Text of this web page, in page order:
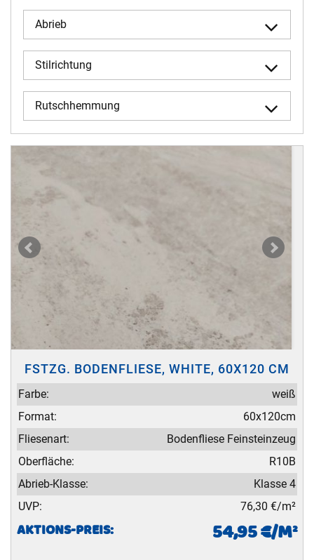
Abrieb
Stilrichtung
Rutschhemmung
FSTZG. BODENFLIESE, WHITE, 60X120 CM
Farbe:
weiß
Format:
60x120cm
Fliesenart:
Bodenfliese Feinsteinzeug
Oberfläche:
R10B
Abrieb-Klasse:
Klasse 4
UVP:
76,30 €/m²
AKTIONS-PREIS: 54,95 €/M²